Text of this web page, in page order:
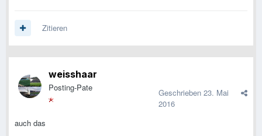
Zitieren
weisshaar
Posting-Pate Geschrieben 23. Mai
2016
auch das